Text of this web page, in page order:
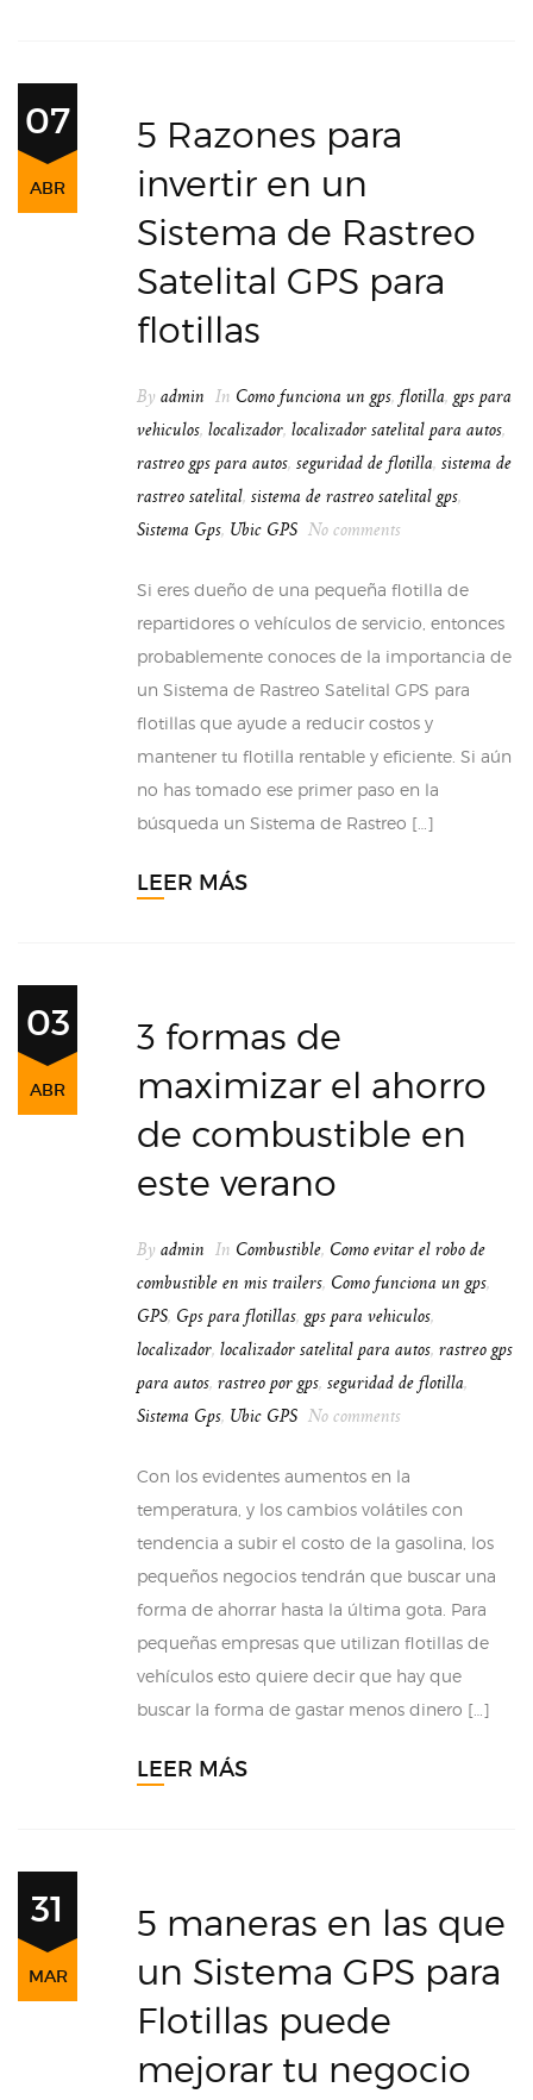
07
ABR
5 Razones para
invertir en un
Sistema de Rastreo
Satelital GPS para
flotillas
By admin In Como funciona un gps, flotilla, gps para
vehiculos, localizador, localizador satelital para autos,
rastreo gps para autos, seguridad de flotilla, sistema de
rastreo satelital, sistema de rastreo satelital gps,
Sistema Gps, Ubic GPS No comments
Si eres dueño de una pequeña flotilla de
repartidores o vehículos de servicio, entonces
probablemente conoces de la importancia de
un Sistema de Rastreo Satelital GPS para
flotillas que ayude a reducir costos y
mantener tu flotilla rentable y eficiente. Si aún
no has tomado ese primer paso en la
búsqueda un Sistema de Rastreo […]
LEER MÁS
03
ABR
3 formas de
maximizar el ahorro
de combustible en
este verano
By admin In Combustible, Como evitar el robo de
combustible en mis trailers, Como funciona un gps,
GPS, Gps para flotillas, gps para vehiculos,
localizador, localizador satelital para autos, rastreo gps
para autos, rastreo por gps, seguridad de flotilla,
Sistema Gps, Ubic GPS No comments
Con los evidentes aumentos en la
temperatura, y los cambios volátiles con
tendencia a subir el costo de la gasolina, los
pequeños negocios tendrán que buscar una
forma de ahorrar hasta la última gota. Para
pequeñas empresas que utilizan flotillas de
vehículos esto quiere decir que hay que
buscar la forma de gastar menos dinero […]
LEER MÁS
31
MAR
5 maneras en las que
un Sistema GPS para
Flotillas puede
mejorar tu negocio